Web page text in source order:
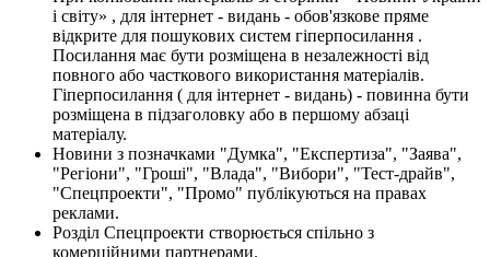
і світу» , для інтернет - видань - обов'язкове пряме
відкрите для пошукових систем гіперпосилання .
Посилання має бути розміщена в незалежності від
повного або часткового використання матеріалів.
Гіперпосилання ( для інтернет - видань) - повинна бути
розміщена в підзаголовку або в першому абзаці
матеріалу.
Новини з позначками "Думка", "Експертиза", "Заява",
"Регіони", "Гроші", "Влада", "Вибори", "Тест-драйв",
"Спецпроекти", "Промо" публікуються на правах
реклами.
Розділ Спецпроекти створюється спільно з
комерційними партнерами.